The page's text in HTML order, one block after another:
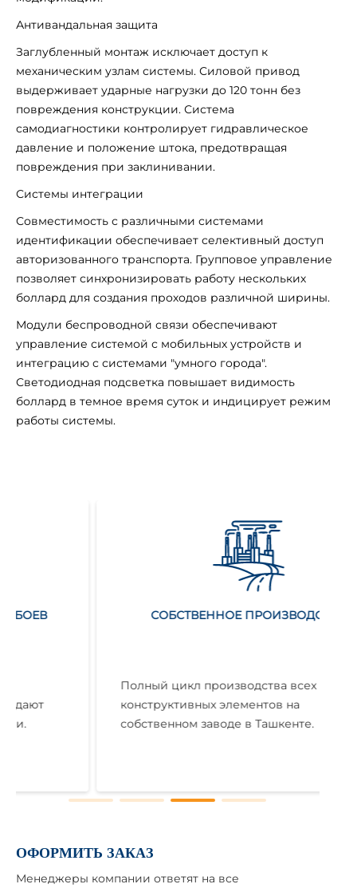
Антивандальная защита
Заглубленный монтаж исключает доступ к
механическим узлам системы. Силовой привод
выдерживает ударные нагрузки до 120 тонн без
повреждения конструкции. Система
самодиагностики контролирует гидравлическое
давление и положение штока, предотвращая
повреждения при заклинивании.
Системы интеграции
Совместимость с различными системами
идентификации обеспечивает селективный доступ
авторизованного транспорта. Групповое управление
позволяет синхронизировать работу нескольких
боллард для создания проходов различной ширины.
Модули беспроводной связи обеспечивают
управление системой с мобильных устройств и
интеграцию с системами "умного города".
Светодиодная подсветка повышает видимость
боллард в темное время суток и индицирует режим
работы системы.
СОБСТВЕННОЕ ПРОИЗВОДСТВО
Полный цикл производства всех
конструктивных элементов на
собственном заводе в Ташкенте.
ОФОРМИТЬ ЗАКАЗ
Менеджеры компании ответят на все